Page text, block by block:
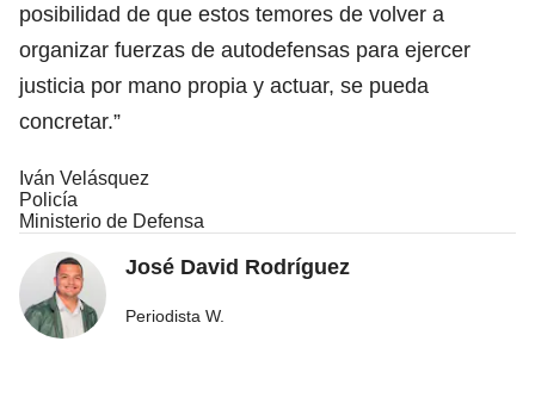
posibilidad de que estos temores de volver a
organizar fuerzas de autodefensas para ejercer
justicia por mano propia y actuar, se pueda
concretar.”
Iván Velásquez
Policía
Ministerio de Defensa
José David Rodríguez
Periodista W.